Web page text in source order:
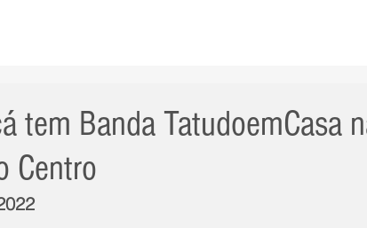
tem Banda TatudoemCasa
Centro